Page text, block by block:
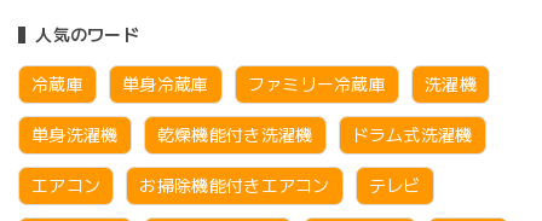
人気のワード
冷蔵庫 単身冷蔵庫 ファミリー冷蔵庫 洗濯機
単身洗濯機 乾燥機能付き洗濯機 ドラム式洗濯機
エアコン お掃除機能付きエアコン テレビ